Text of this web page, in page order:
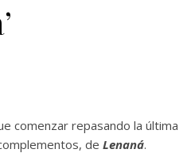
comenzar repasando la última
de Lenaná.